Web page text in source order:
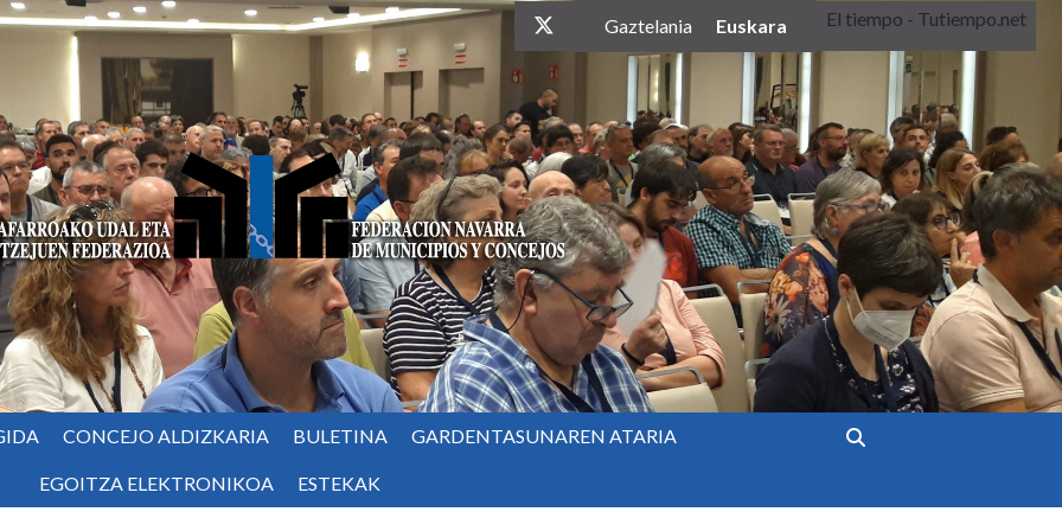
twitter
Gaztelania Euskara El tiempo - Tutiempo.net
CONCEJO ALDIZKARIA BULETINA GARDENTASUNAREN ATARIA
EGOITZA ELEKTRONIKOA ESTEKAK